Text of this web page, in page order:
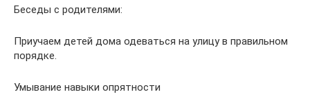
Беседы с родителями:
Приучаем детей дома одеваться на улицу в правильном
порядке.
Умывание навыки опрятности